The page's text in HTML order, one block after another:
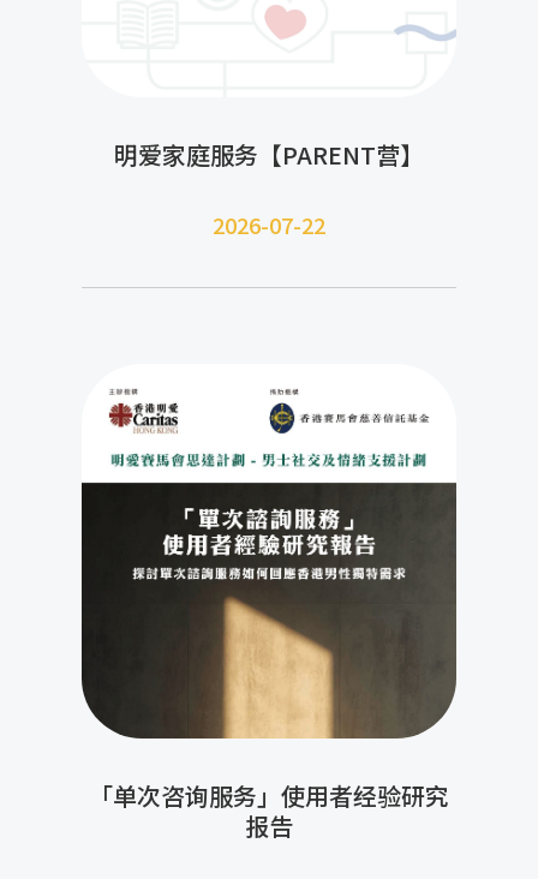
明爱家庭服务【PARENT营】
2026-07-22
「单次咨询服务」使用者经验研究
报告